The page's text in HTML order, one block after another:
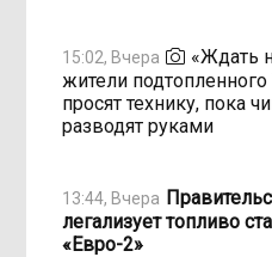
15:02, Вчера
«Ждать
жители подтопленного
просят технику, пока
разводят руками
13:44, Вчера
легализует топливо
«Евро-2»